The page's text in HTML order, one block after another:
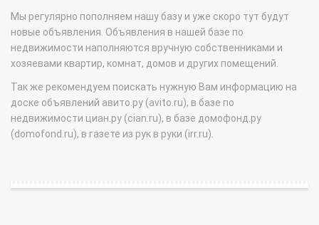
Мы регулярно пополняем нашу базу и уже скоро тут будут
новые объявления. Объявления в нашей базе по
недвижимости наполняются вручную собственниками и
хозяевами квартир, комнат, домов и других помещений.
Так же рекомендуем поискать нужную Вам информацию на
доске объявлений авито.ру (avito.ru), в базе по
недвижимости циан.ру (cian.ru), в базе домофонд.ру
(domofond.ru), в газете из рук в руки (irr.ru).